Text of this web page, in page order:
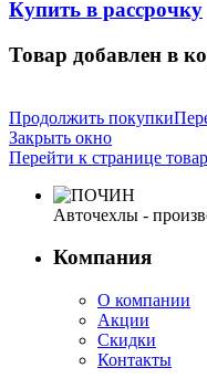
Купить в рассрочку
Товар добавлен в
Продолжить покупки
Закрыть окно
Перейти к странице
Авточехлы -
Компания
О компании
Акции
Скидки
Контакты